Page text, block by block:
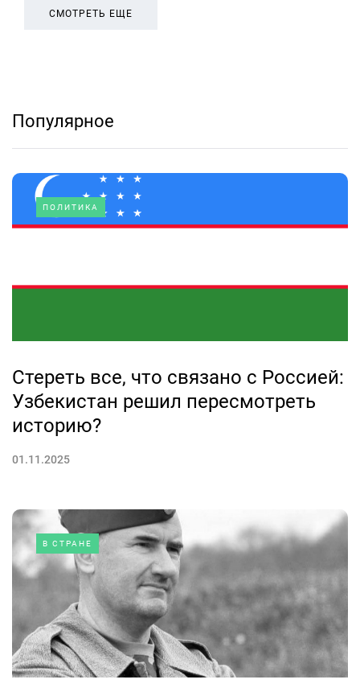
СМОТРЕТЬ ЕЩЕ
Популярное
ПОЛИТИКА
Стереть все, что связано с Россией:
Узбекистан решил пересмотреть
историю?
01.11.2025
В СТРАНЕ